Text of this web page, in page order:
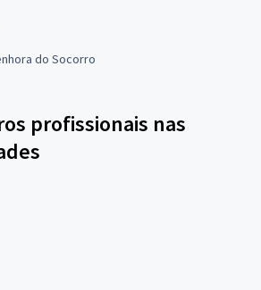
do Socorro
profissionais nas